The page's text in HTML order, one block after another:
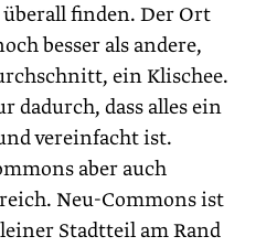
finden. Der Ort
besser als andere,
ein Klischee.
dadurch, dass alles ein
vereinfacht ist.
aber auch
Neu-Commons ist
Stadtteil am Rand